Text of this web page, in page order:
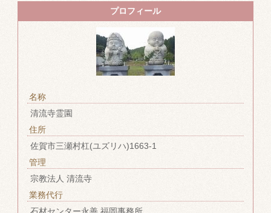
プロフィール
名称
清流寺霊園
住所
佐賀市三瀬村杠(ユズリハ)1663-1
管理
宗教法人 清流寺
業務代行